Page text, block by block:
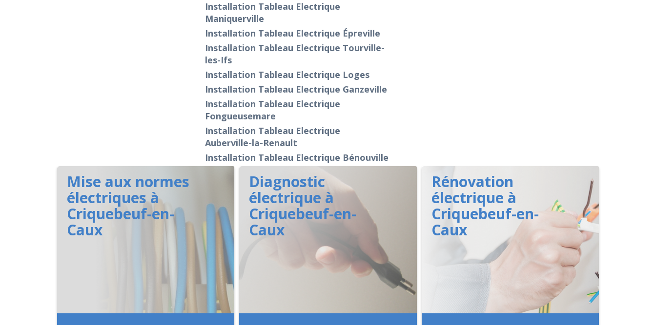
Installation Tableau Electrique
Maniquerville
Installation Tableau Electrique Épreville
Installation Tableau Electrique Tourville-
les-Ifs
Installation Tableau Electrique Loges
Installation Tableau Electrique Ganzeville
Installation Tableau Electrique
Fongueusemare
Installation Tableau Electrique
Auberville-la-Renault
Installation Tableau Electrique Bénouville
Mise aux normes
électriques à
Criquebeuf-en-
Caux
Diagnostic
électrique à
Criquebeuf-en-
Caux
Rénovation
électrique à
Criquebeuf-en-
Caux